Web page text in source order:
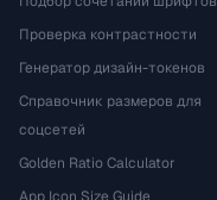
Проверка контрастности
Генератор дизайн-токенов
Справочник размеров для
соцсетей
Golden Ratio Calculator